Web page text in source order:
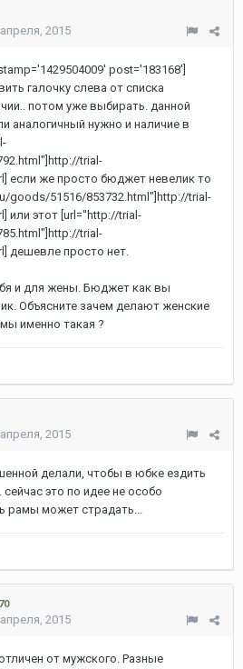
2015
post='183168']
галочку слева от списка
потом уже выбирать. данной
аналогичный нужно и наличие в
trial-
если же просто бюджет невелик то
goods/51516/853732.html"]http://trial-
или этот [url="http://trial-
trial-
дешевле просто нет.
и для жены. Бюджет как вы
Объясните зачем делают женские
именно такая ?
2015
делали, чтобы в юбке ездить
это по идее не особо
рамы может страдать...
2015
от мужского. Разные